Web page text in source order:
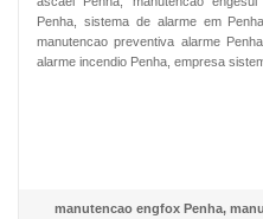
Penha, sistema de alarme em
manutencao preventiva alarme
alarme incendio Penha, empresa
manutencao engfox Penha,